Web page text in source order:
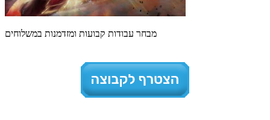
מבחר עבודות קבועות ומזדמנות במשלוחים